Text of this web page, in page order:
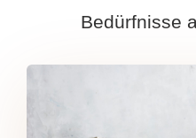
Bedürfnisse